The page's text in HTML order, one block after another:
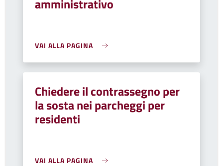
amministrativo
VAI ALLA PAGINA
Chiedere il contrassegno per
la sosta nei parcheggi per
residenti
VAI ALLA PAGINA